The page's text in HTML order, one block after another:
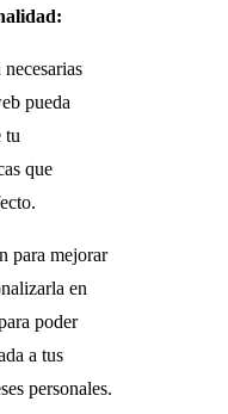
pueda
tu
que
para mejorar
en
poder
a tus
personales.